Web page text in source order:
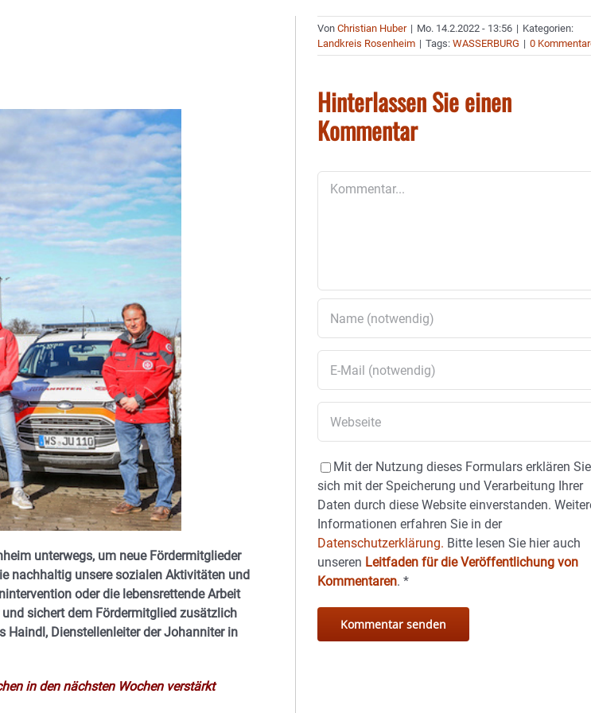
unterwegs, um neue Fördermitglieder
nachhaltig unsere sozialen Aktivitäten und
oder die lebensrettende Arbeit
sichert dem Fördermitglied zusätzlich
Haindl, Dienstellenleiter der Johanniter in
in den nächsten Wochen verstärkt
VonChristian Huber | Mo. 14.2.2022 - 13:56 | Kategorien:
Landkreis Rosenheim | Tags:WASSERBURG | 0
Hinterlassen Sie einen
Kommentar
Mit der Nutzung dieses Formulars erklären Sie
sich mit der Speicherung und Verarbeitung Ihrer
Daten durch diese Website einverstanden.
Informationen erfahren Sie in der
Datenschutzerklärung. Bitte lesen Sie hier auch
unseren Leitfaden für die Veröffentlichung von
Kommentaren.*